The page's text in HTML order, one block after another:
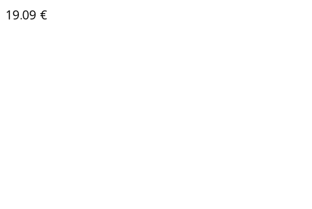
19.09 €